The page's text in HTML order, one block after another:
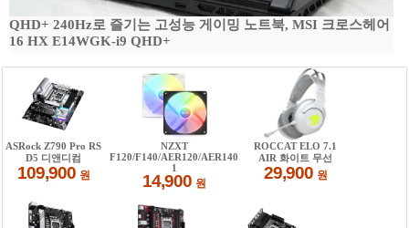
QHD+ 240Hz로 즐기는 고성능 게이밍 노트북, MSI 크로스헤어
16 HX E14WGK-i9 QHD+